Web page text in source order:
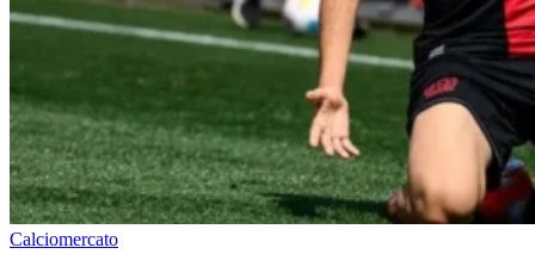
Calciomercato